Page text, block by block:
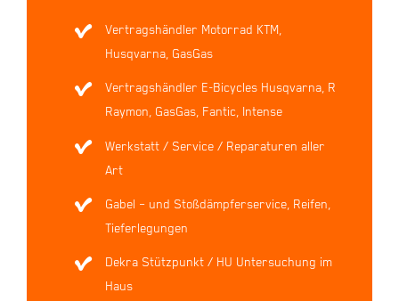
Vertragshändler Motorrad KTM,
Husqvarna, GasGas
Vertragshändler E-Bicycles Husqvarna, R
Raymon, GasGas, Fantic, Intense
Werkstatt / Service / Reparaturen aller
Art
Gabel – und Stoßdämpferservice, Reifen,
Tieferlegungen
Dekra Stützpunkt / HU Untersuchung im
Haus